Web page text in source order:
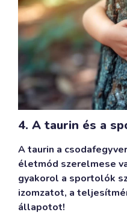
4. A taurin és a
A taurin a
életmód szerelmese
gyakorol a sportolók
izomzatot, a
állapotot!